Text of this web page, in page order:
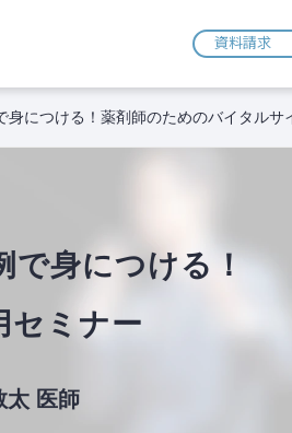
資料
身につける！薬剤師のためのバイタルサ
で身につける！
セミナー
太 医師